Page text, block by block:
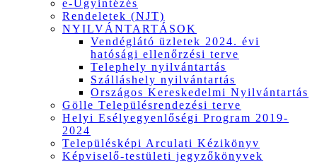
e-Ügyintézés
Rendeletek (NJT)
NYILVÁNTARTÁSOK
Vendéglátó üzletek 2024. évi
hatósági ellenőrzési terve
Telephely nyilvántartás
Szálláshely nyilvántartás
Országos Kereskedelmi Nyilvántartás
Gölle Településrendezési terve
Helyi Esélyegyenlőségi Program 2019-
2024
Településképi Arculati Kézikönyv
Képviselő-testületi jegyzőkönyvek